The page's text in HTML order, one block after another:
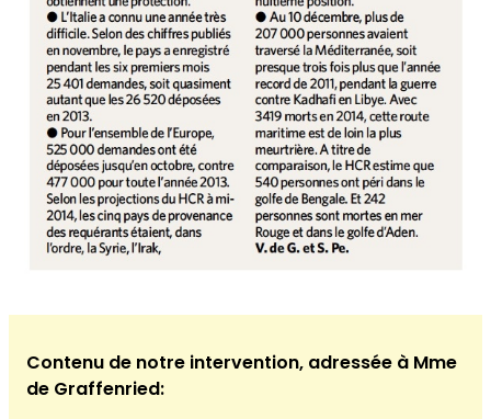
Contenu de notre intervention, adressée à Mme
de Graffenried: